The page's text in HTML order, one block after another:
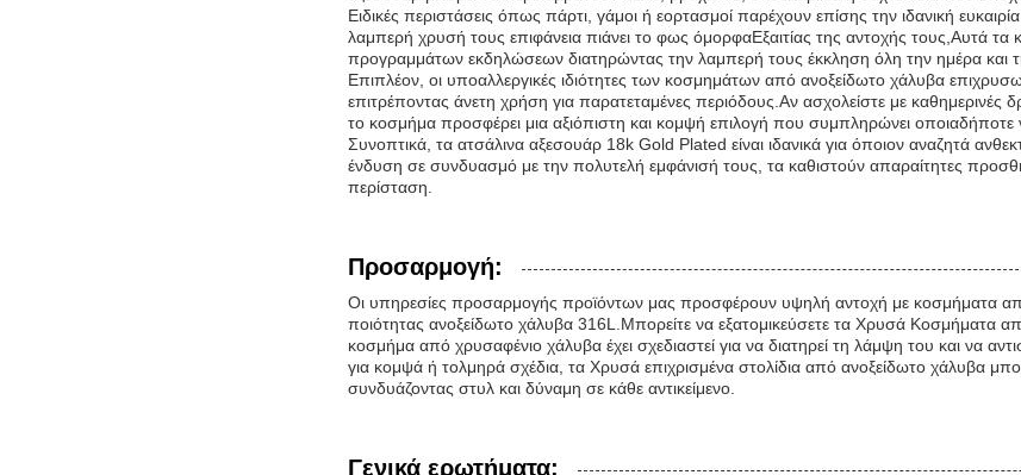
Ειδικές περιστάσεις όπως πάρτι, γάμοι ή εορτασμοί παρέχουν επίσης την ιδανική
λαμπερή χρυσή τους επιφάνεια πιάνει το φως όμορφαΕξαιτίας της αντοχής τους,Αυτά
προγραμμάτων εκδηλώσεων διατηρώντας την λαμπερή τους έκκληση όλη την ημέρα και
Επιπλέον, οι υποαλλεργικές ιδιότητες των κοσμημάτων από ανοξείδωτο χάλυβα
επιτρέποντας άνετη χρήση για παρατεταμένες περιόδους.Αν ασχολείστε με
το κοσμήμα προσφέρει μια αξιόπιστη και κομψή επιλογή που συμπληρώνει οποιαδήποτε
Συνοπτικά, τα ατσάλινα αξεσουάρ 18k Gold Plated είναι ιδανικά για όποιον αναζητά
ένδυση σε συνδυασμό με την πολυτελή εμφάνισή τους, τα καθιστούν απαραίτητες
περίσταση.
Προσαρμογή:
Οι υπηρεσίες προσαρμογής προϊόντων μας προσφέρουν υψηλή αντοχή με κοσμήματα
ποιότητας ανοξείδωτο χάλυβα 316L.Μπορείτε να εξατομικεύσετε τα Χρυσά Κοσμήματα
κοσμήμα από χρυσαφένιο χάλυβα έχει σχεδιαστεί για να διατηρεί τη λάμψη του και να
για κομψά ή τολμηρά σχέδια, τα Χρυσά επιχρισμένα στολίδια από ανοξείδωτο χάλυβα
συνδυάζοντας στυλ και δύναμη σε κάθε αντικείμενο.
Γενικά ερωτήματα: